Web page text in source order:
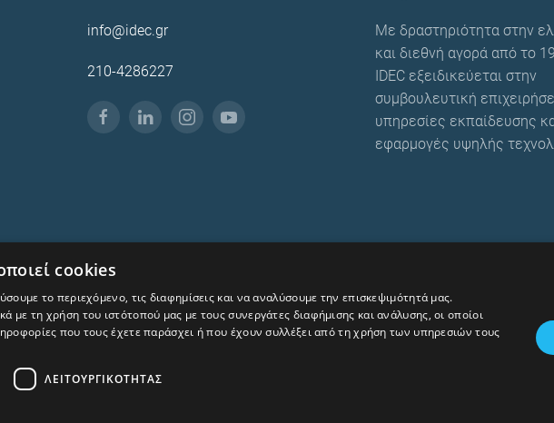
info@idec.gr
210-4286227
Με δραστηριότητα στην
και διεθνή αγορά από το
IDEC εξειδικεύεται στην
συμβουλευτική
υπηρεσίες εκπαίδευσης
εφαρμογές υψηλής
cookies
το περιεχόμενο, τις διαφημίσεις και να αναλύσουμε την επισκεψιμότητά μας.
με τη χρήση του ιστότοπού μας με τους συνεργάτες διαφήμισης και ανάλυσης, οι οποίοι
που τους έχετε παράσχει ή που έχουν συλλέξει από τη χρήση των υπηρεσιών τους
ΛΕΙΤΟΥΡΓΙΚΌΤΗΤΑΣ